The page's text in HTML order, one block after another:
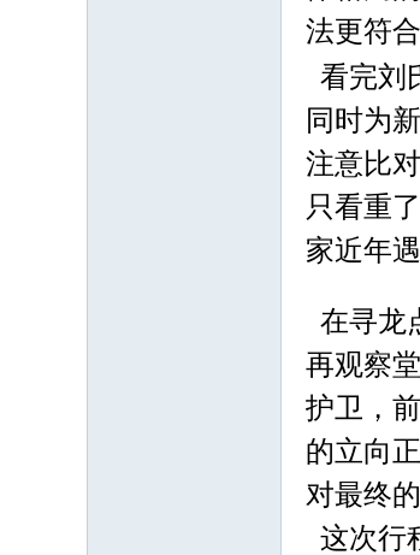
法更符
看完刘
同时为
注意比
只看重
家近年
在寻龙
再观察
护卫，
的立向
对最终
这次行